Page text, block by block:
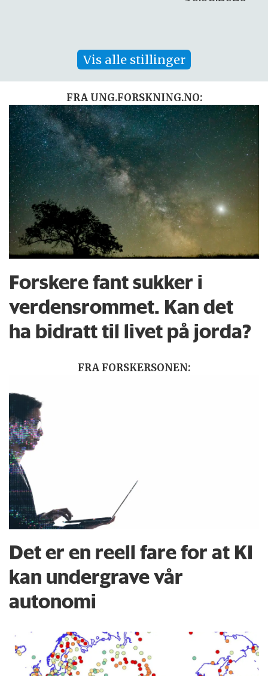
Vis alle stillinger
FRA UNG.FORSKNING.NO:
Forskere fant sukker i
verdensrommet. Kan det
ha bidratt til livet på jorda?
FRA FORSKERSONEN:
Det er en reell fare for at KI
kan undergrave vår
autonomi